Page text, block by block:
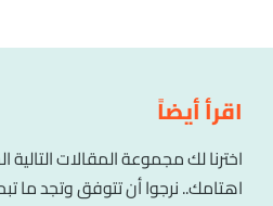
اقرأ أيضاً
اخترنا لك مجموعة المقالات
اهتامك.. نرجوا أن تتوفق وتجد ما